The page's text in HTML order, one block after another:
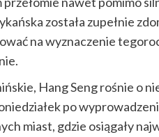
została zupełnie
na wyznaczenie
Hang Seng rośnie o
po
miast, gdzie osiągały